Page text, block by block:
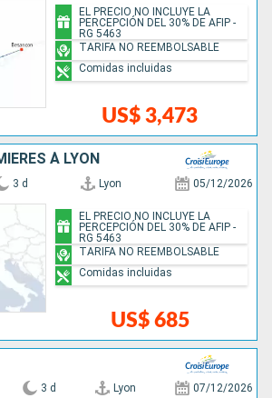
US$ 3,473
EL PRECIO NO INCLUYE LA
PERCEPCIÓN DEL 30% DE AFIP -
RG 5463
TARIFA NO REEMBOLSABLE
Comidas incluidas
À LYON
3 d Lyon 05/12/2026
US$ 685
EL PRECIO NO INCLUYE LA
PERCEPCIÓN DEL 30% DE AFIP -
RG 5463
TARIFA NO REEMBOLSABLE
Comidas incluidas
3 d Lyon 07/12/2026